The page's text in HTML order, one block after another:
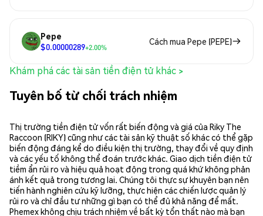
Pepe
$0.00000289+2.00%
Cách mua Pepe (PEPE)
Khám phá các tài sản tiền điện tử khác >
Tuyên bố từ chối trách nhiệm
Thị trường tiền điện tử vốn rất biến động và giá của Riky The
Raccoon (RIKY) cũng như các tài sản kỹ thuật số khác có thể gặp
biến động đáng kể do điều kiện thị trường, thay đổi về quy định
và các yếu tố không thể đoán trước khác. Giao dịch tiền điện tử
tiềm ẩn rủi ro và hiệu quả hoạt động trong quá khứ không phản
ánh kết quả trong tương lai. Chúng tôi thực sự khuyên bạn nên
tiến hành nghiên cứu kỹ lưỡng, thực hiện các chiến lược quản lý
rủi ro và chỉ đầu tư những gì bạn có thể đủ khả năng để mất.
Phemex không chịu trách nhiệm về bất kỳ tổn thất nào mà bạn